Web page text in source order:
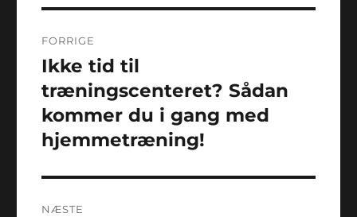
FORRIGE
Forrige
indlæg:
Ikke tid til
træningscenteret? Sådan
kommer du i gang med
hjemmetræning!
NÆSTE